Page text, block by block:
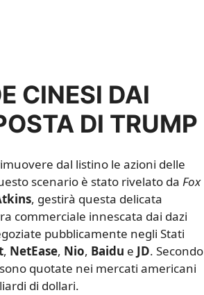
CINESI DAI
DI TRUMP
dal listino le azioni delle
scenario è stato rivelato da Fox
, gestirà questa delicata
commerciale innescata dai dazi
pubblicamente negli Stati
, NetEase, Nio, Baidu e JD. Secondo
quotate nei mercati americani
di dollari.